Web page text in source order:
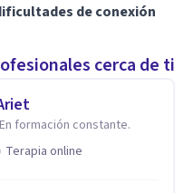
de conexión
cerca de ti
formación constante.
Terapia online